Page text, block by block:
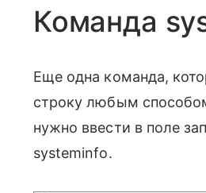
Команда
Еще одна команда,
строку любым
нужно ввести в поле
systeminfo.